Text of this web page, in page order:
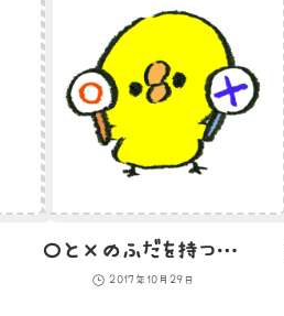
〇と×のふだを持つひよこのイラスト
2017年10月29日